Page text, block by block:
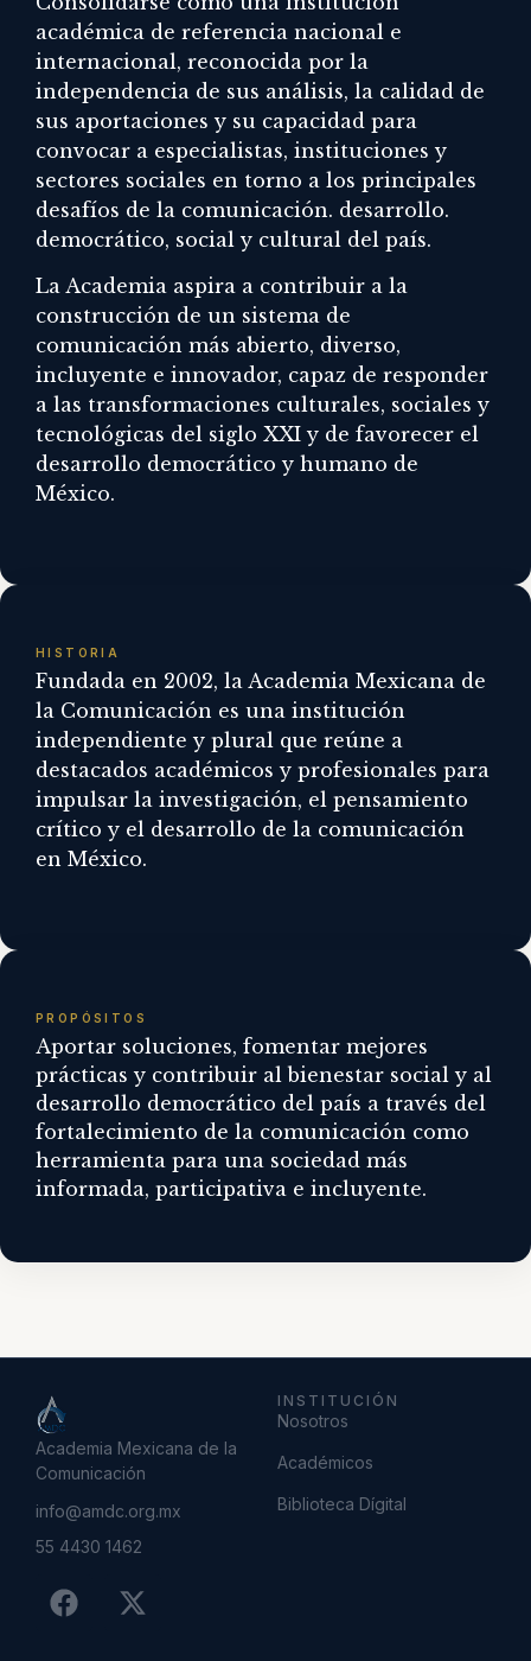
académica de referencia nacional e
internacional, reconocida por la
independencia de sus análisis, la calidad de
sus aportaciones y su capacidad para
convocar a especialistas, instituciones y
sectores sociales en torno a los principales
desafíos de la comunicación. desarrollo.
democrático, social y cultural del país.
La Academia aspira a contribuir a la
construcción de un sistema de
comunicación más abierto, diverso,
incluyente e innovador, capaz de responder
a las transformaciones culturales, sociales y
tecnológicas del siglo XXI y de favorecer el
desarrollo democrático y humano de
México.
HISTORIA
Fundada en 2002, la Academia Mexicana de
la Comunicación es una institución
independiente y plural que reúne a
destacados académicos y profesionales para
impulsar la investigación, el pensamiento
crítico y el desarrollo de la comunicación
en México.
PROPÓSITOS
Aportar soluciones, fomentar mejores
prácticas y contribuir al bienestar social y al
desarrollo democrático del país a través del
fortalecimiento de la comunicación como
herramienta para una sociedad más
informada, participativa e incluyente.
Academia Mexicana de la
Comunicación
info@amdc.org.mx
55 4430 1462
INSTITUCIÓN
Nosotros
Académicos
Biblioteca Dígital